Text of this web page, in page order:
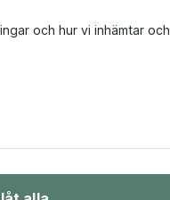
och hur vi inhämtar och